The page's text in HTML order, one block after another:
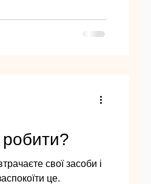
свої засоби і
це.